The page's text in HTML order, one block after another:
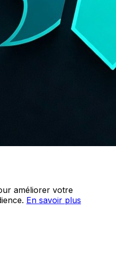
améliorer votre
En savoir plus